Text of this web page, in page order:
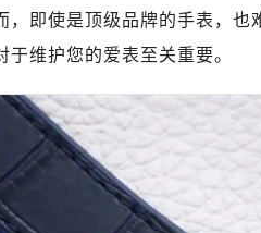
南昌市红谷滩新区红谷中大
济南市历下区经十路11111号
广州市天河区天河路230号万
广州市越秀区环市东路371-
深圳市罗湖区深南东路5001
惠州市惠城区江北文昌一路7
厦门市思明区湖滨东路95号
，即使是顶级品牌的手表，
于维护您的爱表至关重要。